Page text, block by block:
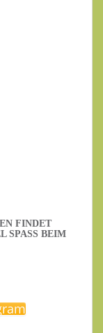
FINDET
BEIM S